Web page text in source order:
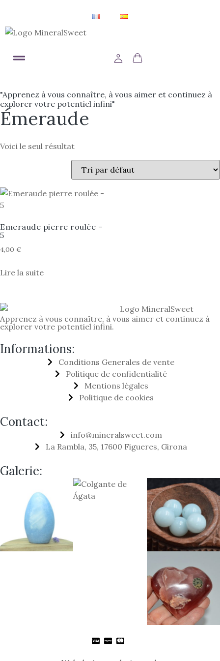
"Apprenez à vous connaître, à vous aimer et continuez à
explorer votre potentiel infini"
Émeraude
Voici le seul résultat
Emeraude pierre roulée –
5
4,00 €
Lire la suite
Apprenez à vous connaître, à vous aimer et continuez à
explorer votre potentiel infini.
Informations:
Conditions Generales de vente
Politique de confidentialité
Mentions légales
Politique de cookies
Contact:
info@mineralsweet.com
La Rambla, 35, 17600 Figueres, Girona
Galerie: